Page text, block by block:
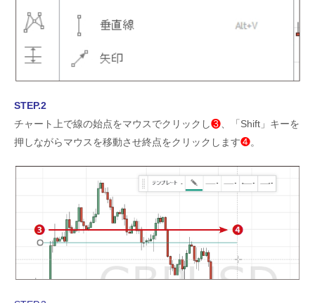
STEP.2
チャート上で線の始点をマウスでクリックし❸ 、「Shift」キーを
押しながらマウスを移動させ終点をクリックします❹。